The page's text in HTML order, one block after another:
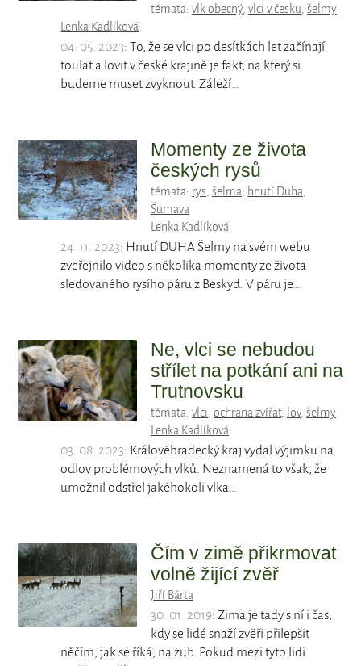
témata: vlk obecný, vlci v česku, šelmy
Lenka Kadlíková
04. 05. 2023: To, že se vlci po desítkách let začínají
toulat a lovit v české krajině je fakt, na který si
budeme muset zvyknout. Záleží…
Momenty ze života
českých rysů
témata: rys, šelma, hnutí Duha,
Šumava
Lenka Kadlíková
24. 11. 2023: Hnutí DUHA Šelmy na svém webu
zveřejnilo video s několika momenty ze života
sledovaného rysího páru z Beskyd. V páru je…
Ne, vlci se nebudou
střílet na potkání ani na
Trutnovsku
témata: vlci, ochrana zvířat, lov, šelmy
Lenka Kadlíková
03. 08. 2023: Královéhradecký kraj vydal výjimku na
odlov problémových vlků. Neznamená to však, že
umožnil odstřel jakéhokoli vlka…
Čím v zimě přikrmovat
volně žijící zvěř
Jiří Bárta
30. 01. 2019: Zima je tady s ní i čas,
kdy se lidé snaží zvěři přilepšit
něčím, jak se říká, na zub. Pokud mezi tyto lidi